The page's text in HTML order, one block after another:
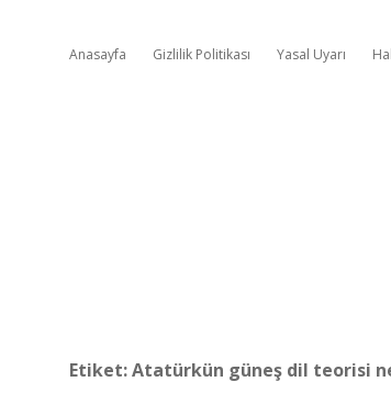
Anasayfa Gizlilik Politikası Yasal Uyarı
Etiket:Atatürkün güneş dil teorisi